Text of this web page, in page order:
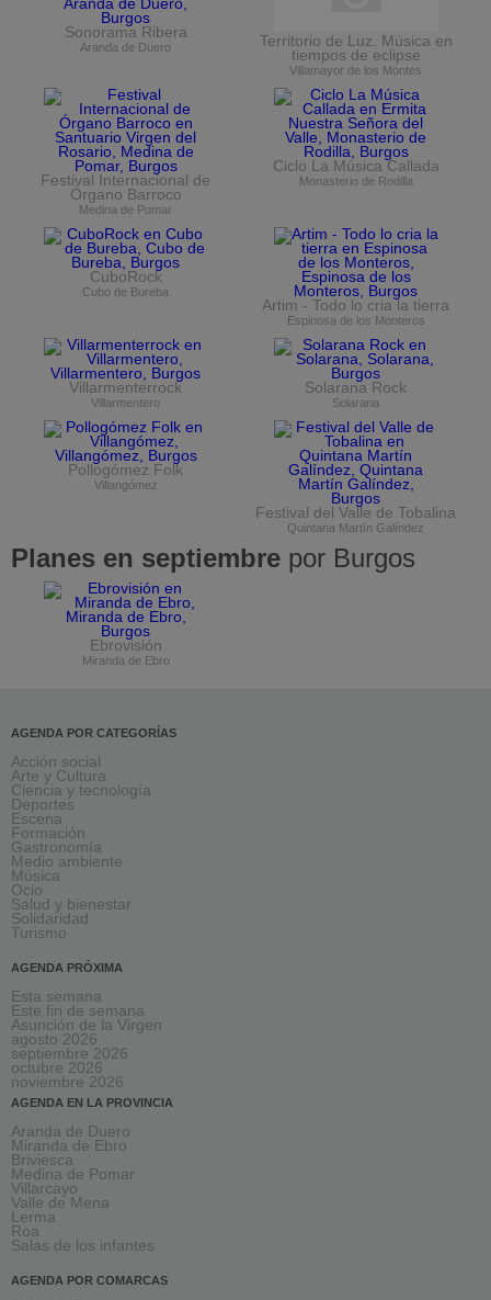
Sonorama Ribera
Aranda de Duero
Territorio de Luz. Música en
tiempos de eclipse
Villamayor de los Montes
Festival Internacional de
Órgano Barroco
Medina de Pomar
Ciclo La Música Callada
Monasterio de Rodilla
CuboRock
Cubo de Bureba
Artim - Todo lo cria la tierra
Espinosa de los Monteros
Villarmenterrock
Villarmentero
Solarana Rock
Solarana
Pollogómez Folk
Villangómez
Festival del Valle de Tobalina
Quintana Martín Galíndez
Planes en septiembre por Burgos
Ebrovisión
Miranda de Ebro
AGENDA POR CATEGORÍAS
Acción social
Arte y Cultura
Ciencia y tecnología
Deportes
Escena
Formación
Gastronomía
Medio ambiente
Música
Ocio
Salud y bienestar
Solidaridad
Turismo
AGENDA PRÓXIMA
Esta semana
Este fin de semana
Asunción de la Virgen
agosto 2026
septiembre 2026
octubre 2026
noviembre 2026
AGENDA EN LA PROVINCIA
Aranda de Duero
Miranda de Ebro
Briviesca
Medina de Pomar
Villarcayo
Valle de Mena
Lerma
Roa
Salas de los infantes
AGENDA POR COMARCAS